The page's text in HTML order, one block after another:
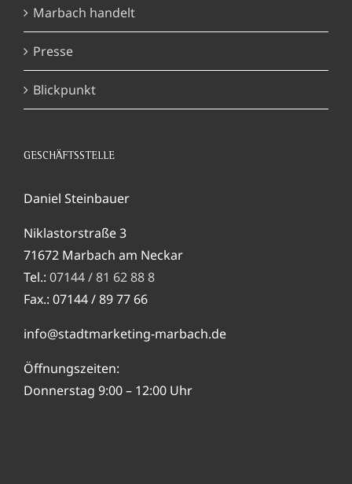
Marbach handelt
Presse
Blickpunkt
GESCHÄFTSSTELLE
Daniel Steinbauer
Niklastorstraße 3
71672 Marbach am Neckar
Tel.: 07144 / 81 62 88 8
Fax.: 07144 / 89 77 66
info@stadtmarketing-marbach.de
Öffnungszeiten:
Donnerstag 9:00 – 12:00 Uhr